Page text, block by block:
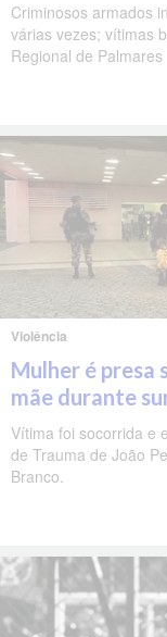
Criminosos armados
várias vezes; vítimas
Regional de Palmares
Violência
Mulher é presa
mãe durante
Vítima foi socorrida e
de Trauma de João
Branco.